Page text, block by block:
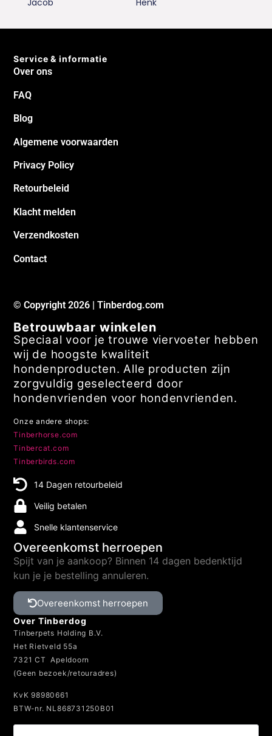
Service & informatie
FAQ
Blog
Algemene voorwaarden
Privacy Policy
© Copyright 2026 | Tinberdog.com
Betrouwbaar winkelen
Speciaal voor je trouwe viervoeter hebben
wij de hoogste kwaliteit
hondenproducten. Alle producten zijn
zorgvuldig geselecteerd door
hondenvrienden voor hondenvrienden.
Onze andere shops:
Tinberhorse.com
Tinbercat.com
14 Dagen retourbeleid
Veilig betalen
Overeenkomst herroepen
Spijt van je aankoop? Binnen 14 dagen bedenktijd
kun je je bestelling annuleren.
Overeenkomst herroepen
Over Tinberdog
KvK 98980661